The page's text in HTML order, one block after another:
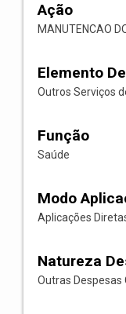
Ação
MANUTENCAO
Elemento
Outros Serviços
Função
Saúde
Modo
Aplicações
Natureza
Outras Despesas